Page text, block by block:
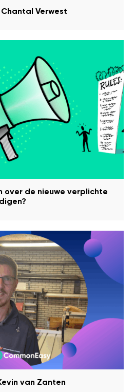
Verwest
over de nieuwe verplichte
van Zanten